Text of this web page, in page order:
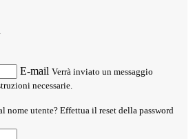
E-mail Verrà inviato un messaggio
necessarie.
nome utente? Effettua il reset della password